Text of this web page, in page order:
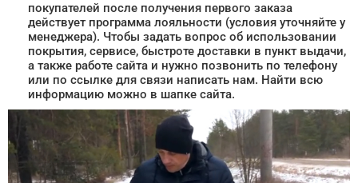
покупателей после получения первого заказа
действует программа лояльности (условия уточняйте у
менеджера). Чтобы задать вопрос об использовании
покрытия, сервисе, быстроте доставки в пункт выдачи,
а также работе сайта и нужно позвонить по телефону
или по ссылке для связи написать нам. Найти всю
информацию можно в шапке сайта.